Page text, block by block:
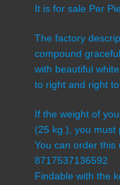
It is for sale Per
The factory
compound
with beautiful
to right and right
If the weight of
(25 kg.), you must
You can order this
8717537136592
Findable with the